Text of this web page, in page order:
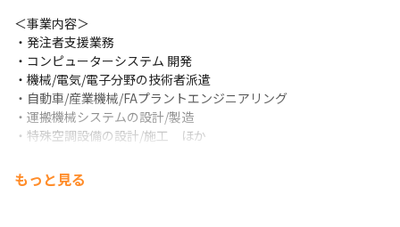
＜事業内容＞
・発注者支援業務
・コンピューターシステム 開発
・機械/電気/電子分野の技術者派遣
・自動車/産業機械/FAプラントエンジニアリング
・運搬機械システムの設計/製造
・特殊空調設備の設計/施工　ほか
もっと見る